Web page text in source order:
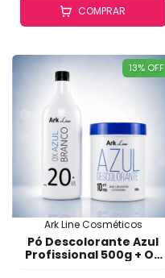
COMPRAR
13% OFF
Ark Line Cosméticos
Pó Descolorante Azul
Profissional 500g + OX